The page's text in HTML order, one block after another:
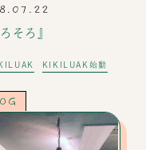
ろそろ』
KIKILUAK始動